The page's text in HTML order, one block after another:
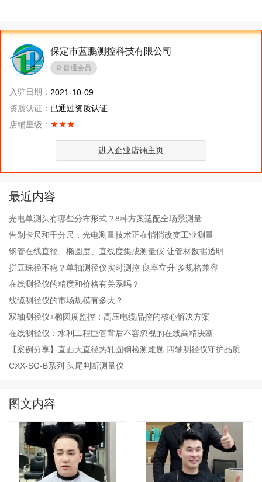
保定市蓝鹏测控科技有限公司
普通会员
入驻日期： 2021-10-09
资质认证： 已通过资质认证
店铺星级：
进入企业店铺主页
最近内容
光电单测头有哪些分布形式？8种方案适配全场景测量
告别卡尺和千分尺，光电测量技术正在悄悄改变工业测量
钢管在线直径、椭圆度、直线度集成测量仪 让管材数据透明
拼豆珠径不稳？单轴测径仪实时测控 良率立升 多规格兼容
在线测径仪的精度和价格有关系吗？
线缆测径仪的市场规模有多大？
双轴测径仪+椭圆度监控：高压电缆品控的核心解决方案
在线测径仪：水利工程巨管背后不容忽视的在线高精决断
【案例分享】直面大直径热轧圆钢检测难题 四轴测径仪守护品质
CXX-SG-B系列 头尾判断测量仪
图文内容